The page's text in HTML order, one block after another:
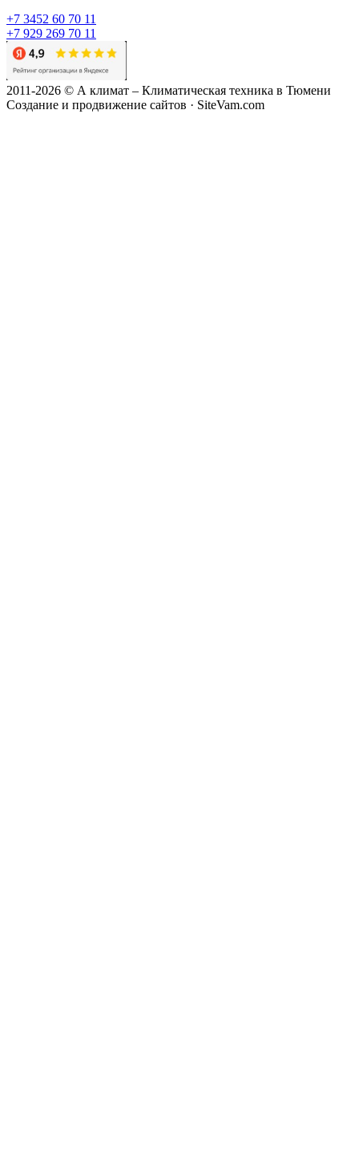
+7 3452 60 70 11
+7 929 269 70 11
2011-2026 © А климат – Климатическая техника в Тюмени
Создание и продвижение сайтов · SiteVam.com